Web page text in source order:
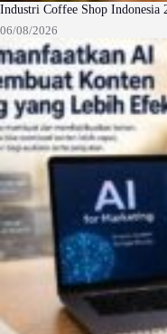
Industri Coffee Shop Indonesia
06/08/2026